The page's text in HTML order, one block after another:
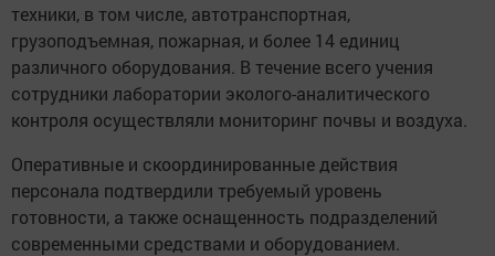
техники, в том числе, автотранспортная,
грузоподъемная, пожарная, и более 14 единиц
различного оборудования. В течение всего учения
сотрудники лаборатории эколого-аналитического
контроля осуществляли мониторинг почвы и воздуха.
Оперативные и скоординированные действия
персонала подтвердили требуемый уровень
готовности, а также оснащенность подразделений
современными средствами и оборудованием.